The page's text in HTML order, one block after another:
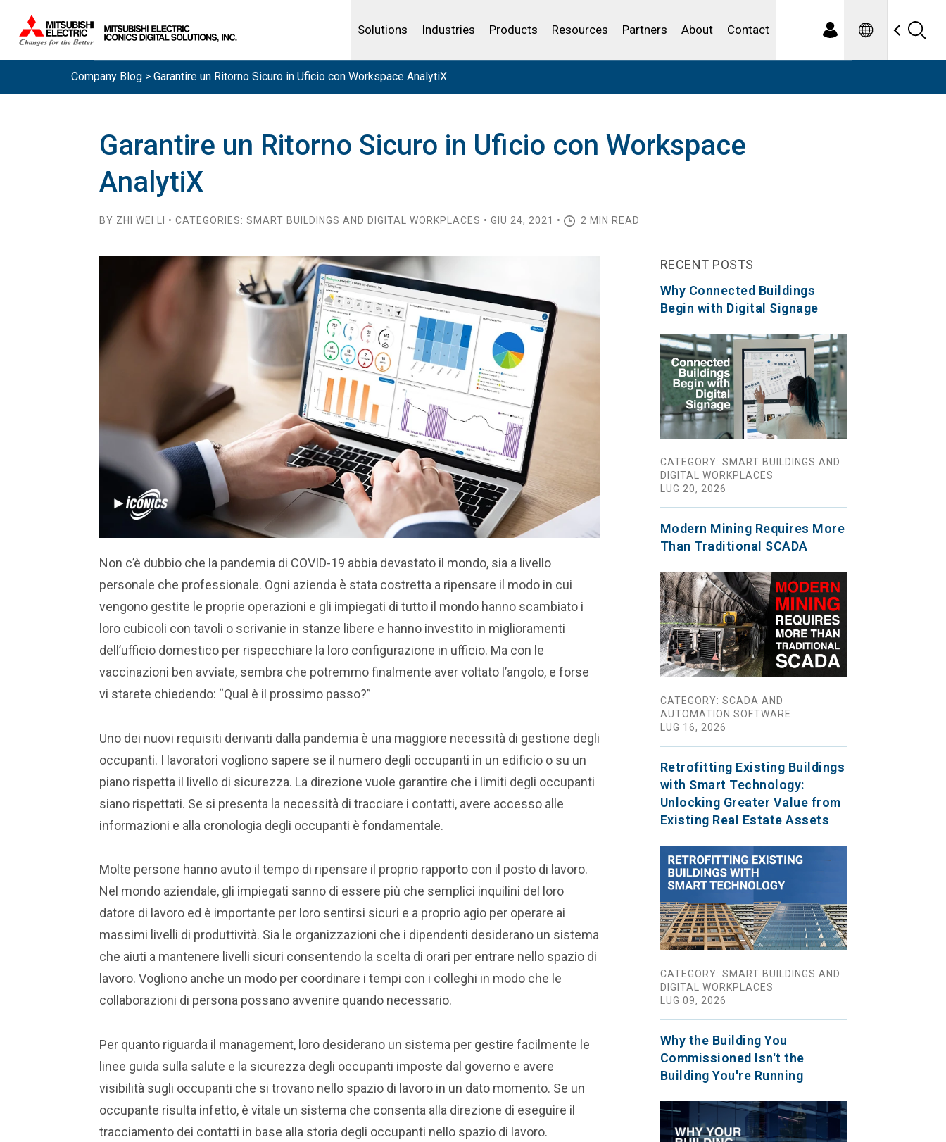
Solutions
Analytics
Industries
Water and Wastewater
Products
IBSS
Resources
License Your Product
Partners About Contact Spanish
Company Blog > Garantire un Ritorno Sicuro in Uficio con Workspace AnalytiX
Garantire un Ritorno Sicuro in Uficio con Workspace
AnalytiX
BY ZHI WEI LI • CATEGORIES: SMART BUILDINGS AND DIGITAL WORKPLACES • GIU 24, 2021 • 2 MIN READ
Non c’è dubbio che la pandemia di COVID-19 abbia devastato il mondo, sia a livello
personale che professionale. Ogni azienda è stata costretta a ripensare il modo in cui
vengono gestite le proprie operazioni e gli impiegati di tutto il mondo hanno scambiato i
loro cubicoli con tavoli o scrivanie in stanze libere e hanno investito in miglioramenti
dell’ufficio domestico per rispecchiare la loro configurazione in ufficio. Ma con le
vaccinazioni ben avviate, sembra che potremmo finalmente aver voltato l’angolo, e forse
vi starete chiedendo: “Qual è il prossimo passo?”
Uno dei nuovi requisiti derivanti dalla pandemia è una maggiore necessità di gestione degli
occupanti. I lavoratori vogliono sapere se il numero degli occupanti in un edificio o su un
piano rispetta il livello di sicurezza. La direzione vuole garantire che i limiti degli occupanti
siano rispettati. Se si presenta la necessità di tracciare i contatti, avere accesso alle
informazioni e alla cronologia degli occupanti è fondamentale.
Molte persone hanno avuto il tempo di ripensare il proprio rapporto con il posto di lavoro.
Nel mondo aziendale, gli impiegati sanno di essere più che semplici inquilini del loro
datore di lavoro ed è importante per loro sentirsi sicuri e a proprio agio per operare ai
massimi livelli di produttività. Sia le organizzazioni che i dipendenti desiderano un sistema
che aiuti a mantenere livelli sicuri consentendo la scelta di orari per entrare nello spazio di
lavoro. Vogliono anche un modo per coordinare i tempi con i colleghi in modo che le
collaborazioni di persona possano avvenire quando necessario.
Per quanto riguarda il management, loro desiderano un sistema per gestire facilmente le
linee guida sulla salute e la sicurezza degli occupanti imposte dal governo e avere
visibilità sugli occupanti che si trovano nello spazio di lavoro in un dato momento. Se un
occupante risulta infetto, è vitale un sistema che consenta alla direzione di eseguire il
tracciamento dei contatti in base alla storia degli occupanti nello spazio di lavoro.
RECENT POSTS
Why Connected Buildings
Begin with Digital Signage
CATEGORY: SMART BUILDINGS AND
DIGITAL WORKPLACES
LUG 20, 2026
Modern Mining Requires More
Than Traditional SCADA
CATEGORY: SCADA AND
AUTOMATION SOFTWARE
LUG 16, 2026
Retrofitting Existing Buildings
with Smart Technology:
Unlocking Greater Value from
Existing Real Estate Assets
CATEGORY: SMART BUILDINGS AND
DIGITAL WORKPLACES
LUG 09, 2026
Why the Building You
Commissioned Isn't the
Building You're Running